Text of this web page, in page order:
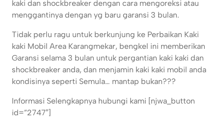
kaki dan shockbreaker dengan cara mengoreksi atau
menggantinya dengan yg baru garansi 3 bulan.
Tidak perlu ragu untuk berkunjung ke Perbaikan Kaki
kaki Mobil Area Karangmekar, bengkel ini memberikan
Garansi selama 3 bulan untuk pergantian kaki kaki dan
shockbreaker anda, dan menjamin kaki kaki mobil anda
kondisinya seperti Semula… mantap bukan???
Informasi Selengkapnya hubungi kami [njwa_button
id=”2747″]